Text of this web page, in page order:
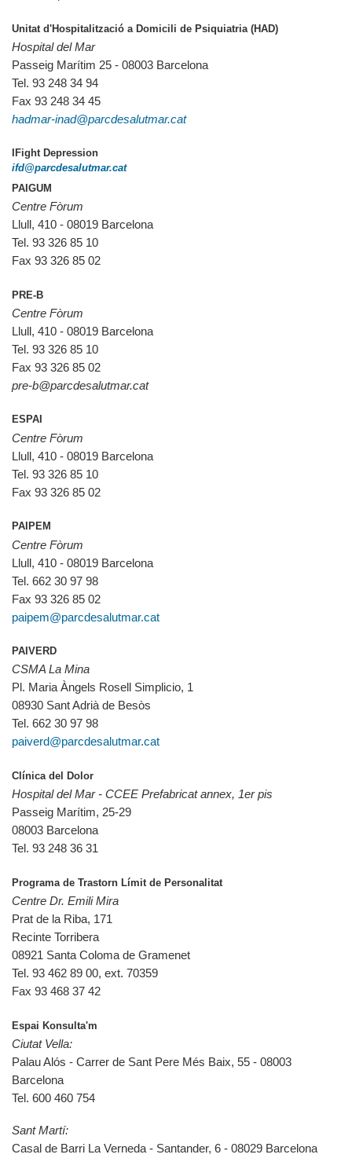
Unitat d'Hospitalització a Domicili de Psiquiatria (HAD)
Hospital del Mar
Passeig Marítim 25 - 08003 Barcelona
Tel. 93 248 34 94
Fax 93 248 34 45
hadmar-inad@parcdesalutmar.cat
IFight Depression
ifd@parcdesalutmar.cat
PAIGUM
Centre Fòrum
Llull, 410 - 08019 Barcelona
Tel. 93 326 85 10
Fax 93 326 85 02
PRE-B
Centre Fòrum
Llull, 410 - 08019 Barcelona
Tel. 93 326 85 10
Fax 93 326 85 02
pre-b@parcdesalutmar.cat
ESPAI
Centre Fòrum
Llull, 410 - 08019 Barcelona
Tel. 93 326 85 10
Fax 93 326 85 02
PAIPEM
Centre Fòrum
Llull, 410 - 08019 Barcelona
Tel. 662 30 97 98
Fax 93 326 85 02
paipem@parcdesalutmar.cat
PAIVERD
CSMA La Mina
Pl. Maria Àngels Rosell Simplicio, 1
08930 Sant Adrià de Besòs
Tel. 662 30 97 98
paiverd@parcdesalutmar.cat
Clínica del Dolor
Hospital del Mar - CCEE Prefabricat annex, 1er pis
Passeig Marítim, 25-29
08003 Barcelona
Tel. 93 248 36 31
Programa de Trastorn Límit de Personalitat
Centre Dr. Emili Mira
Prat de la Riba, 171
Recinte Torribera
08921 Santa Coloma de Gramenet
Tel. 93 462 89 00, ext. 70359
Fax 93 468 37 42
Espai Konsulta'm
Ciutat Vella:
Palau Alós - Carrer de Sant Pere Més Baix, 55 - 08003
Barcelona
Tel. 600 460 754
Sant Martí:
Casal de Barri La Verneda - Santander, 6 - 08029 Barcelona